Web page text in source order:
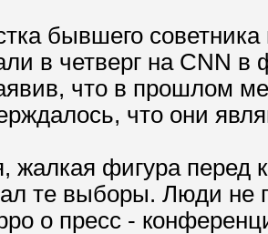
бывшего
в четверг на CNN
что в прошлом
что они
жалкая фигура
те выборы. Люди не
о пресс -